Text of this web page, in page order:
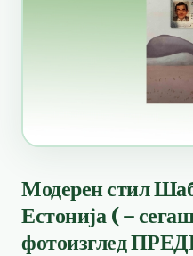
Модерен стил
Естонија ( –
фотоизглед